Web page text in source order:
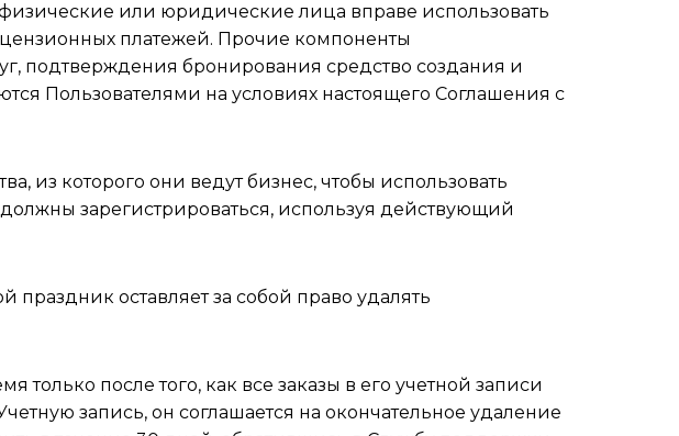
или юридические лица вправе использовать
платежей. Прочие компоненты
подтверждения бронирования средство создания и
Пользователями на условиях настоящего Соглашения с
из которого они ведут бизнес, чтобы использовать
зарегистрироваться, используя действующий
праздник оставляет за собой право удалять
после того, как все заказы в его учетной записи
запись, он соглашается на окончательное удаление